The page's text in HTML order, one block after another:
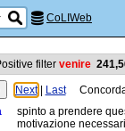
CoLIWeb
filter venire
Next| Last
spinto a prendere
motivazione